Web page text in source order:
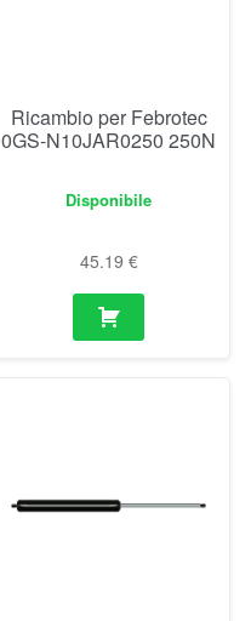
Ricambio per Febrotec
0GS-N10JAR0250 250N
Disponibile
45.19 €